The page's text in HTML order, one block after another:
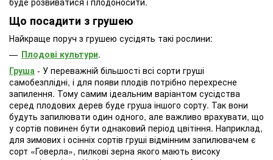
Що посадити з грушею
Найкраще поруч з грушею сусідять такі рослини:
Плодові культури.
Груша - У переважній більшості всі сорти груші
самобезплідні, і для появи плодів потрібно перехресне
запилення. Тому самим ідеальним варіантом сусідства
серед плодових дерев буде груша іншого сорту. Так вони
будуть запилювати один одного, але важливо врахувати, що
у сортів повинен бути однаковий період цвітіння. Наприклад,
для зимових і осінніх сортів груші відмінним запилювачем є
сорт «Говерла», пилкові зерна якого мають високу